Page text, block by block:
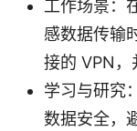
工作场景：
感数据传输
接的 VPN，
学习与研究
数据安全，